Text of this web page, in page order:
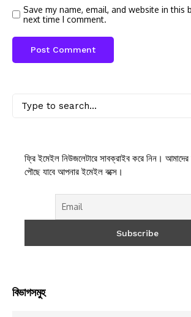
Save my name, email, and website in this
next time I comment.
ফ্রি ইমেইল নিউজলেটারে সাবক্রাইব করে নিন।
পৌছে যাবে আপনার ইমেইল বক্সে।
বিভাগসমুহ